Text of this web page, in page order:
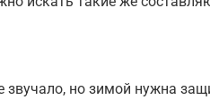
но зимой нужна